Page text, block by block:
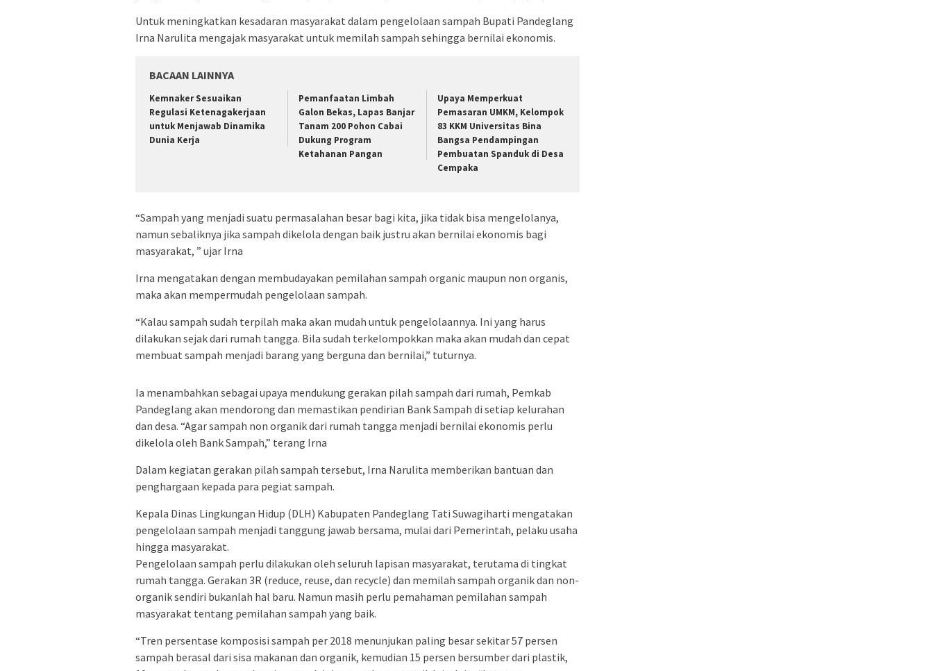
Untuk meningkatkan kesadaran masyarakat dalam pengelolaan sampah Bupati Pandeglang
Irna Narulita mengajak masyarakat untuk memilah sampah sehingga bernilai ekonomis.
BACAAN LAINNYA
Kemnaker Sesuaikan
Regulasi Ketenagakerjaan
untuk Menjawab Dinamika
Dunia Kerja
Pemanfaatan Limbah
Galon Bekas, Lapas Banjar
Tanam 200 Pohon Cabai
Dukung Program
Ketahanan Pangan
Upaya Memperkuat
Pemasaran UMKM, Kelompok
83 KKM Universitas Bina
Bangsa Pendampingan
Pembuatan Spanduk di Desa
Cempaka
“Sampah yang menjadi suatu permasalahan besar bagi kita, jika tidak bisa mengelolanya,
namun sebaliknya jika sampah dikelola dengan baik justru akan bernilai ekonomis bagi
masyarakat, ” ujar Irna
Irna mengatakan dengan membudayakan pemilahan sampah organic maupun non organis,
maka akan mempermudah pengelolaan sampah.
“Kalau sampah sudah terpilah maka akan mudah untuk pengelolaannya. Ini yang harus
dilakukan sejak dari rumah tangga. Bila sudah terkelompokkan maka akan mudah dan cepat
membuat sampah menjadi barang yang berguna dan bernilai,” tuturnya.
Ia menambahkan sebagai upaya mendukung gerakan pilah sampah dari rumah, Pemkab
Pandeglang akan mendorong dan memastikan pendirian Bank Sampah di setiap kelurahan
dan desa. “Agar sampah non organik dari rumah tangga menjadi bernilai ekonomis perlu
dikelola oleh Bank Sampah,” terang Irna
Dalam kegiatan gerakan pilah sampah tersebut, Irna Narulita memberikan bantuan dan
penghargaan kepada para pegiat sampah.
Kepala Dinas Lingkungan Hidup (DLH) Kabupaten Pandeglang Tati Suwagiharti mengatakan
pengelolaan sampah menjadi tanggung jawab bersama, mulai dari Pemerintah, pelaku usaha
hingga masyarakat.
Pengelolaan sampah perlu dilakukan oleh seluruh lapisan masyarakat, terutama di tingkat
rumah tangga. Gerakan 3R (reduce, reuse, dan recycle) dan memilah sampah organik dan non-
organik sendiri bukanlah hal baru. Namun masih perlu pemahaman pemilahan sampah
masyarakat tentang pemilahan sampah yang baik.
“Tren persentase komposisi sampah per 2018 menunjukan paling besar sekitar 57 persen
sampah berasal dari sisa makanan dan organik, kemudian 15 persen bersumber dari plastik,